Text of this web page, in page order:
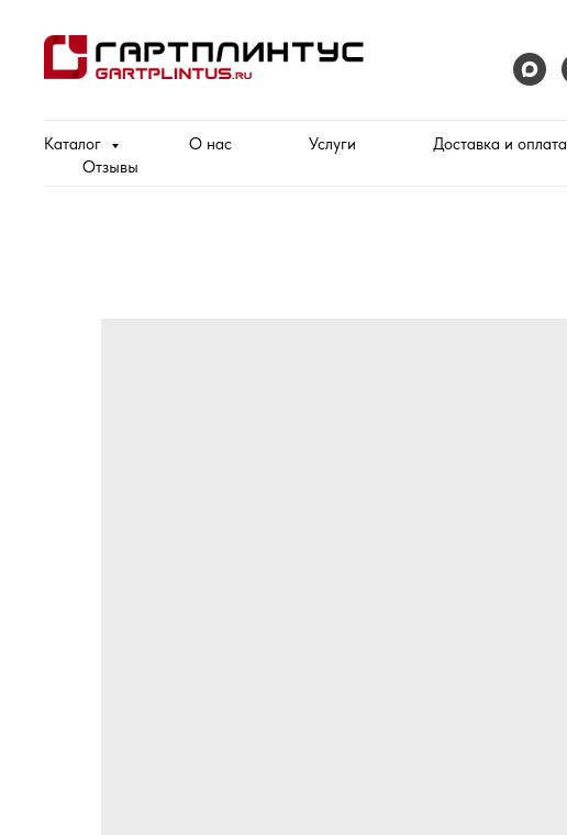
Каталог О нас Услуги Доставка и оплата
Отзывы